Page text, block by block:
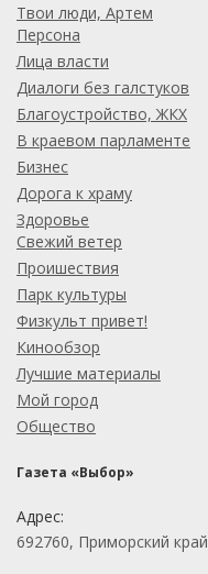
Твои люди, Артем
Персона
Лица власти
Диалоги без галстуков
Благоустройство, ЖКХ
В краевом парламенте
Бизнес
Дорога к храму
Здоровье
Свежий ветер
Проишествия
Парк культуры
Физкульт привет!
Кинообзор
Лучшие материалы
Мой город
Общество
Газета «Выбор»
Адрес:
692760, Приморский